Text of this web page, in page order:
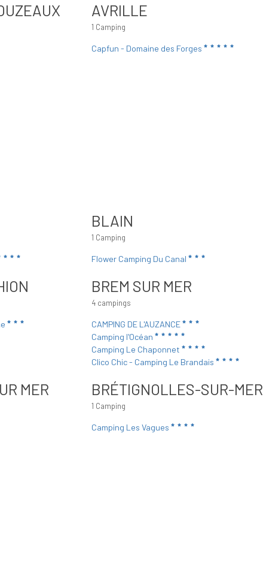
AVRILLE
1 Camping
Capfun - Domaine des Forges
BLAIN
1 Camping
Flower Camping Du Canal
BREM SUR MER
4 campings
CAMPING DE L'AUZANCE
Camping l'Océan
Camping Le Chaponnet
Clico Chic - Camping Le Brandais
MER BRÉTIGNOLLES-SUR-MER
1 Camping
Camping Les Vagues